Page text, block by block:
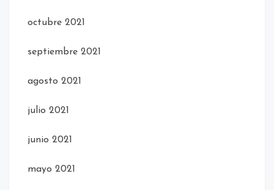
octubre 2021
septiembre 2021
agosto 2021
julio 2021
junio 2021
mayo 2021